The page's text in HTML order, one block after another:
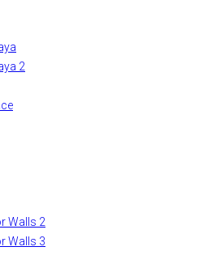
2
Walls 2
Walls 3